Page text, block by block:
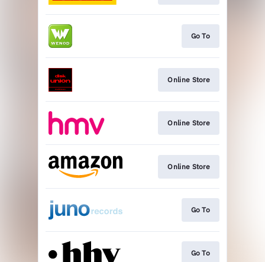
Go To
Online Store
Online Store
Online Store
Go To
Go To